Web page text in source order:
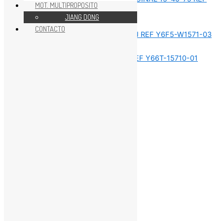
Sin categorizar
MOT. MULTIPROPOSITO
JIANG DONG
CONTACTO